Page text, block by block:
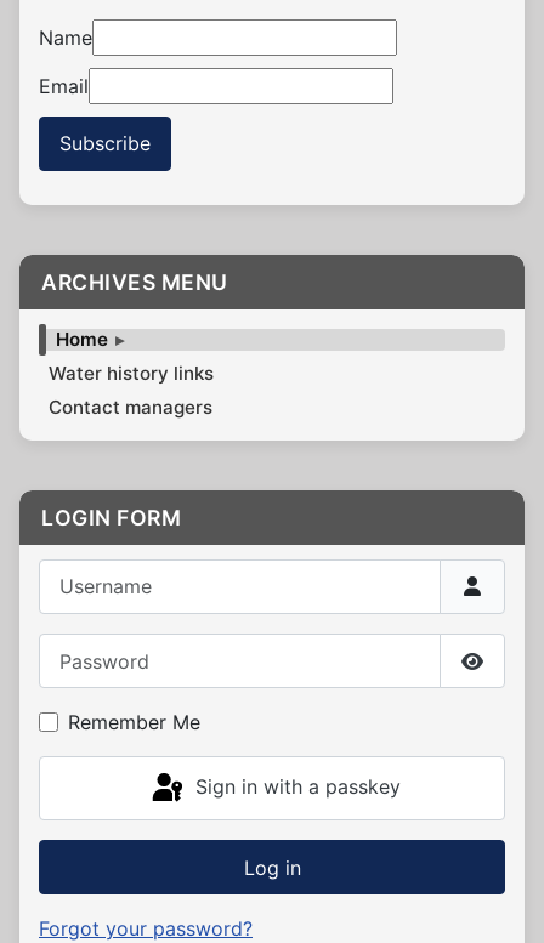
Name
Email
Subscribe
ARCHIVES MENU
Home
Water history links
Contact managers
LOGIN FORM
Show
Remember Me
Sign in with a passkey
Log in
Forgot your password?